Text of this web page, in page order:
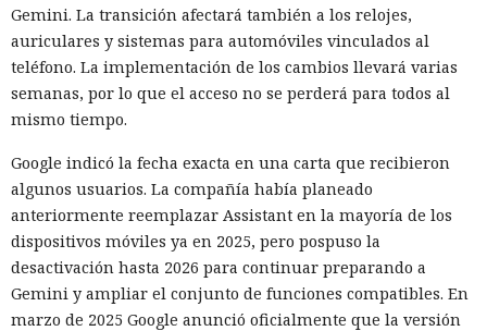
Gemini. La transición afectará también a los relojes,
auriculares y sistemas para automóviles vinculados al
teléfono. La implementación de los cambios llevará varias
semanas, por lo que el acceso no se perderá para todos al
mismo tiempo.
Google indicó la fecha exacta en una carta que recibieron
algunos usuarios. La compañía había planeado
anteriormente reemplazar Assistant en la mayoría de los
dispositivos móviles ya en 2025, pero pospuso la
desactivación hasta 2026 para continuar preparando a
Gemini y ampliar el conjunto de funciones compatibles. En
marzo de 2025 Google anunció oficialmente que la versión